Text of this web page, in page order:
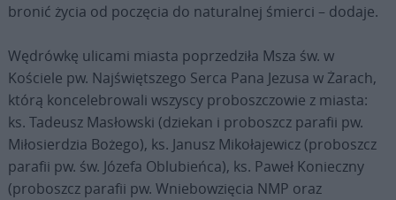
bronić życia od poczęcia do naturalnej śmierci – dodaje.
Wędrówkę ulicami miasta poprzedziła Msza św. w
Kościele pw. Najświętszego Serca Pana Jezusa w Żarach,
którą koncelebrowali wszyscy proboszczowie z miasta:
ks. Tadeusz Masłowski (dziekan i proboszcz parafii pw.
Miłosierdzia Bożego), ks. Janusz Mikołajewicz (proboszcz
parafii pw. św. Józefa Oblubieńca), ks. Paweł Konieczny
(proboszcz parafii pw. Wniebowzięcia NMP oraz